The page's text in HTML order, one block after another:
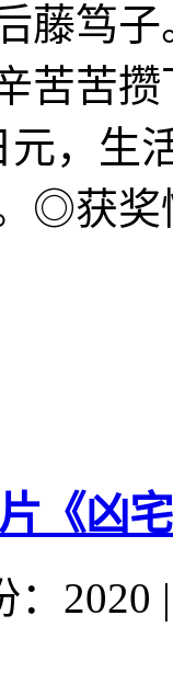
藤笃
苦苦
元，生
◎获
《凶
：2020 |